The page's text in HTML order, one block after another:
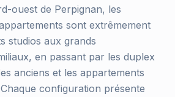
ouest de Perpignan, les
sont extrêmement
studios aux grands
en passant par les duplex
anciens et les appartements
configuration présente